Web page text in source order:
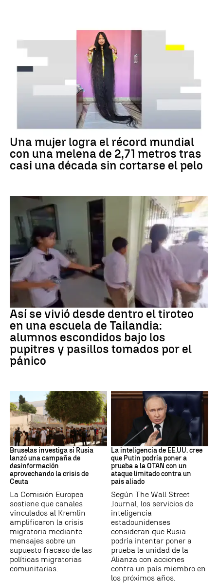
RÉCORD GUINNESS
Una mujer logra el récord mundial
con una melena de 2,71 metros tras
casi una década sin cortarse el pelo
Así se vivió desde dentro el tiroteo
en una escuela de Tailandia:
alumnos escondidos bajo los
pupitres y pasillos tomados por el
pánico
Desinformación rusa
Bruselas investiga si Rusia
lanzó una campaña de
desinformación
aprovechando la crisis de
Ceuta
La Comisión Europea
sostiene que canales
vinculados al Kremlin
amplificaron la crisis
migratoria mediante
mensajes sobre un
supuesto fracaso de las
políticas migratorias
comunitarias.
OTAN
La inteligencia de EE.UU. cree
que Putin podría poner a
prueba a la OTAN con un
ataque limitado contra un
país aliado
Según The Wall Street
Journal, los servicios de
inteligencia
estadounidenses
consideran que Rusia
podría intentar poner a
prueba la unidad de la
Alianza con acciones
contra un país miembro en
los próximos años.